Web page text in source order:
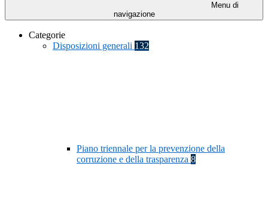
Menu di
navigazione
Categorie
Disposizioni generali 132
Piano triennale per la prevenzione della
corruzione e della trasparenza 8